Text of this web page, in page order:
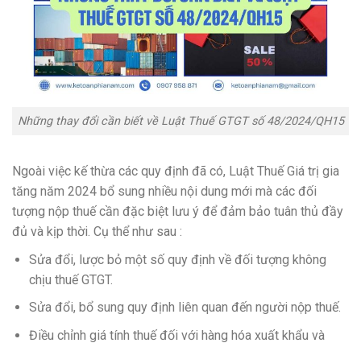
Những thay đổi cần biết về Luật Thuế GTGT số 48/2024/QH15
Ngoài việc kế thừa các quy định đã có, Luật Thuế Giá trị gia
tăng năm 2024 bổ sung nhiều nội dung mới mà các đối
tượng nộp thuế cần đặc biệt lưu ý để đảm bảo tuân thủ đầy
đủ và kịp thời. Cụ thể như sau :
Sửa đổi, lược bỏ một số quy định về đối tượng không
chịu thuế GTGT.
Sửa đổi, bổ sung quy định liên quan đến người nộp thuế.
Điều chỉnh giá tính thuế đối với hàng hóa xuất khẩu và